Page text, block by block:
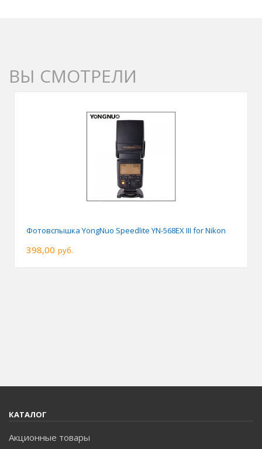
ВЫ СМОТРЕЛИ
Фотовспышка YongNuo Speedlite YN-568EX III for Nikon
398,00 руб.
КАТАЛОГ
Акционные товары